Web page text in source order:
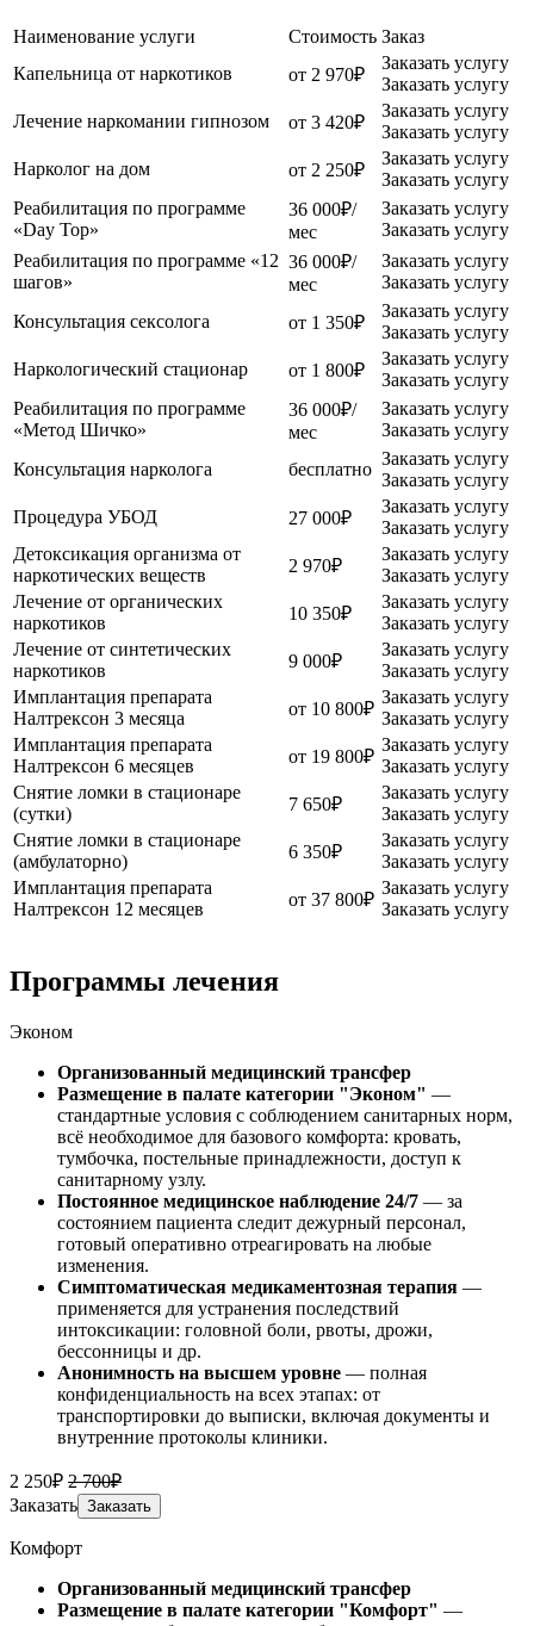
Наименование услуги Стоимость Заказ
Капельница от наркотиков
от 2 970₽
Заказать услугу
Заказать услугу
Лечение наркомании гипнозом
от 3 420₽
Заказать услугу
Заказать услугу
Нарколог на дом
от 2 250₽
Заказать услугу
Заказать услугу
Реабилитация по программе
«Day Top»
36 000₽/
мес
Заказать услугу
Заказать услугу
Реабилитация по программе «12
шагов»
36 000₽/
мес
Заказать услугу
Заказать услугу
Консультация сексолога
от 1 350₽
Заказать услугу
Заказать услугу
Наркологический стационар
от 1 800₽
Заказать услугу
Заказать услугу
Реабилитация по программе
«Метод Шичко»
36 000₽/
мес
Заказать услугу
Заказать услугу
Консультация нарколога
бесплатно
Заказать услугу
Заказать услугу
Процедура УБОД
27 000₽
Заказать услугу
Заказать услугу
Детоксикация организма от
наркотических веществ
2 970₽
Заказать услугу
Заказать услугу
Лечение от органических
наркотиков
10 350₽
Заказать услугу
Заказать услугу
Лечение от синтетических
наркотиков
9 000₽
Заказать услугу
Заказать услугу
Имплантация препарата
Налтрексон 3 месяца
от 10 800₽
Заказать услугу
Заказать услугу
Имплантация препарата
Налтрексон 6 месяцев
от 19 800₽
Заказать услугу
Заказать услугу
Снятие ломки в стационаре
(сутки)
7 650₽
Заказать услугу
Заказать услугу
Снятие ломки в стационаре
(амбулаторно)
6 350₽
Заказать услугу
Заказать услугу
Имплантация препарата
Налтрексон 12 месяцев
от 37 800₽
Заказать услугу
Заказать услугу
Программы лечения
Эконом
Организованный медицинский трансфер
Размещение в палате категории "Эконом" —
стандартные условия с соблюдением санитарных норм,
всё необходимое для базового комфорта: кровать,
тумбочка, постельные принадлежности, доступ к
санитарному узлу.
Постоянное медицинское наблюдение 24/7 — за
состоянием пациента следит дежурный персонал,
готовый оперативно отреагировать на любые
изменения.
Симптоматическая медикаментозная терапия —
применяется для устранения последствий
интоксикации: головной боли, рвоты, дрожи,
бессонницы и др.
Анонимность на высшем уровне — полная
конфиденциальность на всех этапах: от
транспортировки до выписки, включая документы и
внутренние протоколы клиники.
2 250₽ 2 700₽
Заказать Заказать
Комфорт
Организованный медицинский трансфер
Размещение в палате категории "Комфорт" —